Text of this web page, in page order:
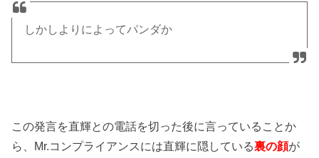
しかしよりによってパンダか
この発言を直輝との電話を切った後に言っていることか
ら、Mr.コンプライアンスには直輝に隠している裏の顔が